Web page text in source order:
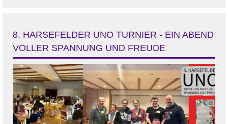
8. HARSEFELDER UNO TURNIER - EIN ABEND
VOLLER SPANNUNG UND FREUDE